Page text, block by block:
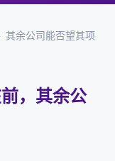
其余公司能否望其项
，其余公